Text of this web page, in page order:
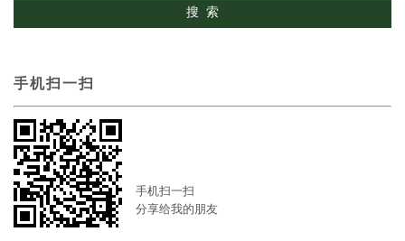
手机扫一扫
手机扫一扫
分享给我的朋友